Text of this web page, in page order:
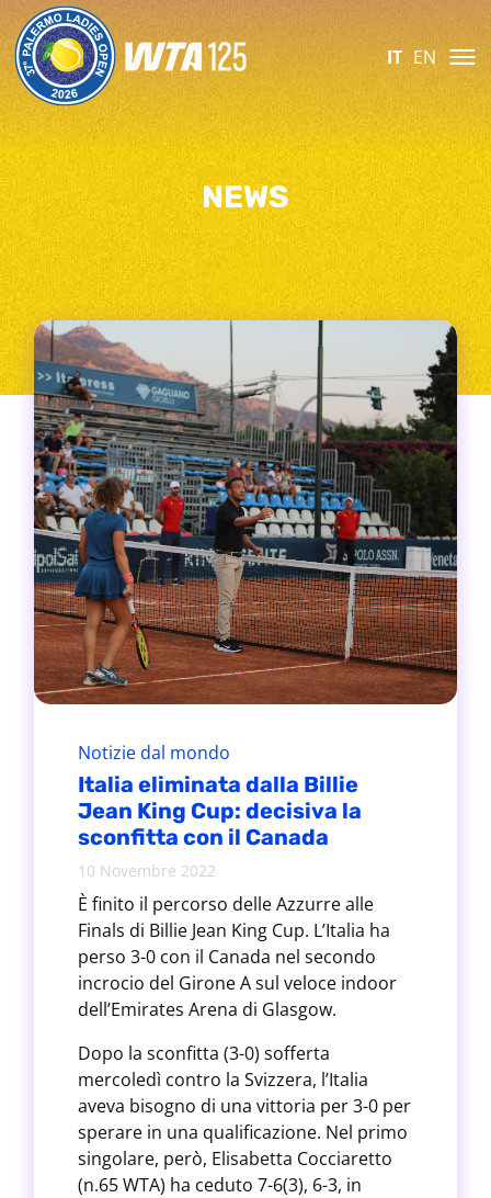
IT EN
NEWS
Notizie dal mondo
Italia eliminata dalla Billie
Jean King Cup: decisiva la
sconfitta con il Canada
10 Novembre 2022
È finito il percorso delle Azzurre alle
Finals di Billie Jean King Cup. L’Italia ha
perso 3-0 con il Canada nel secondo
incrocio del Girone A sul veloce indoor
dell’Emirates Arena di Glasgow.
Dopo la sconfitta (3-0) sofferta
mercoledì contro la Svizzera, l’Italia
aveva bisogno di una vittoria per 3-0 per
sperare in una qualificazione. Nel primo
singolare, però, Elisabetta Cocciaretto
(n.65 WTA) ha ceduto 7-6(3), 6-3, in